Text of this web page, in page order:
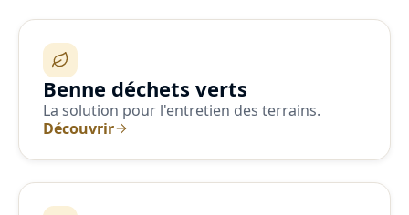
Benne déchets verts
La solution pour l'entretien des terrains.
Découvrir